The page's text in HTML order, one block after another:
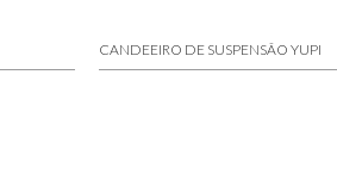
CANDEEIRO DE SUSPENSÃO YUPI